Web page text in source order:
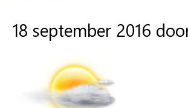
18 september 2016